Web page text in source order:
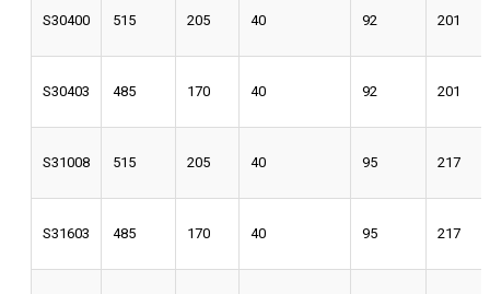
S30400 515 205 40 92 201
S30403 485 170 40 92 201
S31008 515 205 40 95 217
S31603 485 170 40 95 217